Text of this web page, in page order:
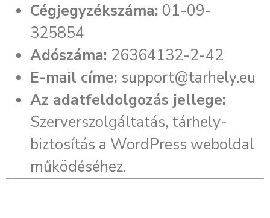
Cégjegyzékszáma: 01-09-
325854
Adószáma: 26364132-2-42
E-mail címe: support@tarhely.eu
Az adatfeldolgozás jellege:
Szerverszolgáltatás, tárhely-
biztosítás a WordPress weboldal
működéséhez.